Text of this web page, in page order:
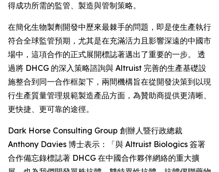
得成功所需的監管、製造與管制策略。
在簡化生物製劑開發中歷來最棘手的問題，即是使生產執行
符合全球監管預期，尤其是在充滿活力且影響深遠的中國市
場中，這項合作的正式展開標誌著邁出了重要的一步。 透
過將 DHCG 的深入策略諮詢與 Altruist 完善的生產基礎設
施整合到同一合作框架下，兩間機構旨在從開發決策到以現
行生產質量管理規範製造產品方面，為贊助商提供更清晰、
更快捷、更可靠的途徑。
Dark Horse Consulting Group 創辦人暨行政總裁
Anthony Davies 博士表示：「與 Altruist Biologics 簽署
合作備忘錄標誌著 DHCG 在中國合作夥伴網絡的重大擴